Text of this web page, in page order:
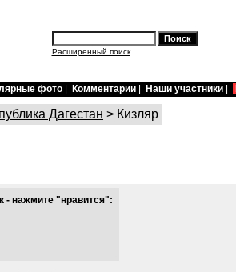
Расширенный поиск
фото Комментарии Наши участники
Дагестан > Кизляр
- нажмите "нравится":